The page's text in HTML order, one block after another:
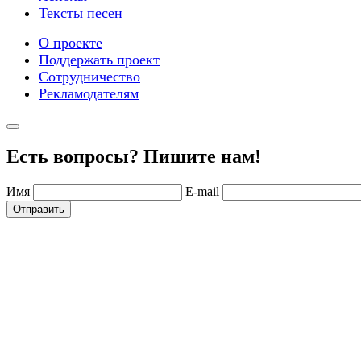
Тексты песен
О проекте
Поддержать проект
Сотрудничество
Рекламодателям
Есть вопросы? Пишите нам!
Имя E-mail